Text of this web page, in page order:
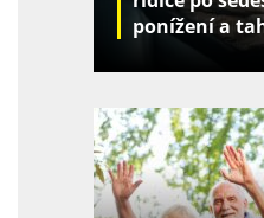
ponížení a